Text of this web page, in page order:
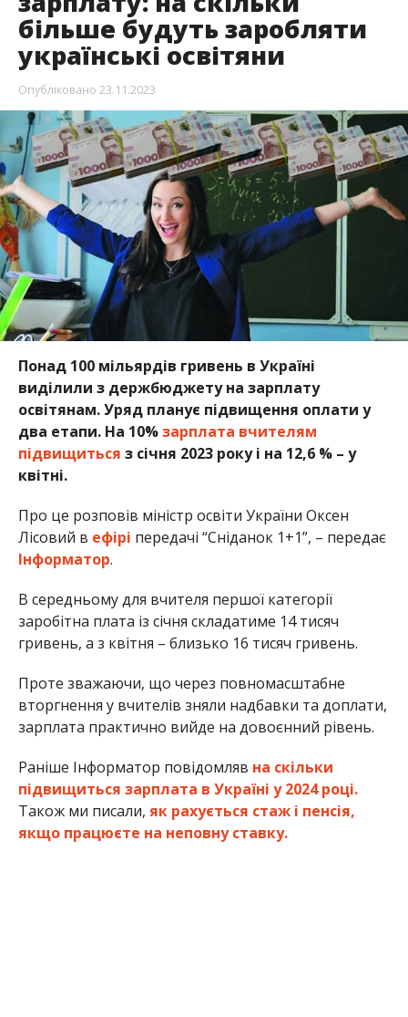
більше будуть заробляти
українські освітяни
Опубліковано 23.11.2023
Понад 100 мільярдів гривень в Україні
виділили з держбюджету на зарплату
освітянам. Уряд планує підвищення оплати у
два етапи. На 10%зарплата вчителям
підвищиться з січня 2023 року і на 12,6 % – у
квітні.
Про це розповів міністр освіти України Оксен
Лісовий в ефірі передачі “Сніданок 1+1”, – передає
Інформатор.
В середньому для вчителя першої категорії
заробітна плата із січня складатиме 14 тисяч
гривень, а з квітня – близько 16 тисяч гривень.
Проте зважаючи, що через повномасштабне
вторгнення у вчителів зняли надбавки та доплати,
зарплата практично вийде на довоєнний рівень.
Раніше Інформатор повідомляв на скільки
підвищиться зарплата в Україні у 2024 році.
Також ми писали, як рахується стаж і пенсія,
якщо працюєте на неповну ставку.